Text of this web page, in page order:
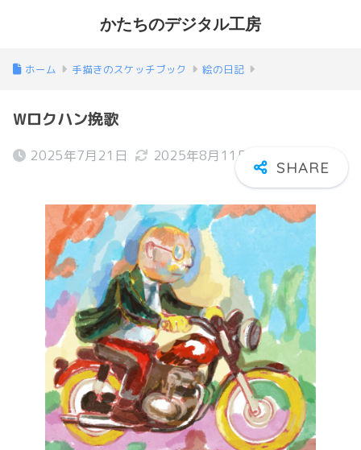
かたちのデジタル工房
ホーム 手描きのスケッチブック 絵の日記
Wロクハン挽歌
2025年7月21日 2025年8月11日